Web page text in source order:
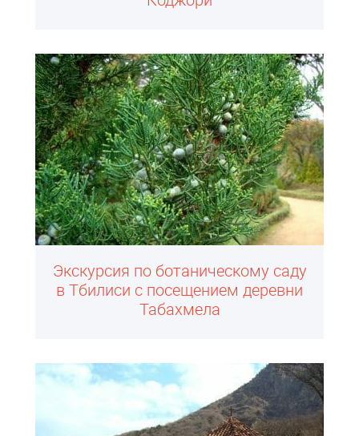
Экскурсия по ботаническому саду
в Тбилиси с посещением деревни
Табахмела